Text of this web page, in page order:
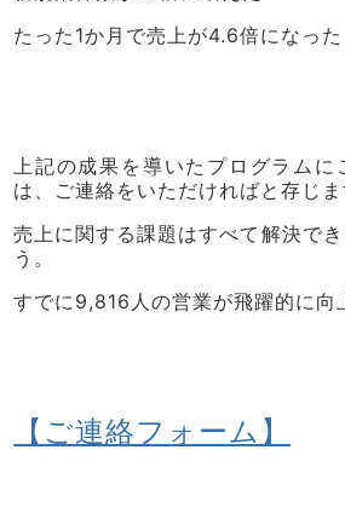
たった1か月で売上が4.6倍になった
上記の成果を導いたプログラム
は、ご連絡をいただければと存じま
売上に関する課題はすべて解決で
う。
すでに9,816人の営業が飛躍的に向
【ご連絡フォーム】